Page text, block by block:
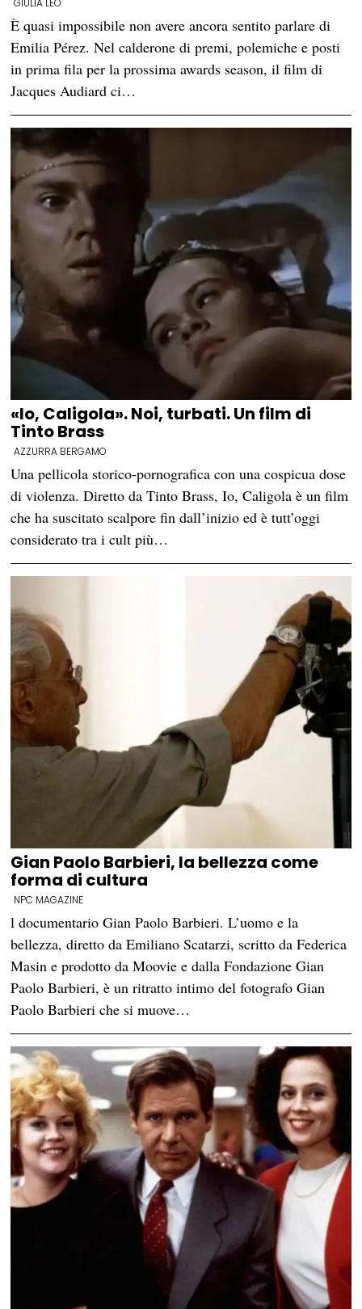
GIULIA LEO
È quasi impossibile non avere ancora sentito parlare di
Emilia Pérez. Nel calderone di premi, polemiche e posti
in prima fila per la prossima awards season, il film di
Jacques Audiard ci…
«Io, Caligola». Noi, turbati. Un film di
Tinto Brass
AZZURRA BERGAMO
Una pellicola storico-pornografica con una cospicua dose
di violenza. Diretto da Tinto Brass, Io, Caligola è un film
che ha suscitato scalpore fin dall’inizio ed è tutt’oggi
considerato tra i cult più…
Gian Paolo Barbieri, la bellezza come
forma di cultura
NPC MAGAZINE
l documentario Gian Paolo Barbieri. L’uomo e la
bellezza, diretto da Emiliano Scatarzi, scritto da Federica
Masin e prodotto da Moovie e dalla Fondazione Gian
Paolo Barbieri, è un ritratto intimo del fotografo Gian
Paolo Barbieri che si muove…